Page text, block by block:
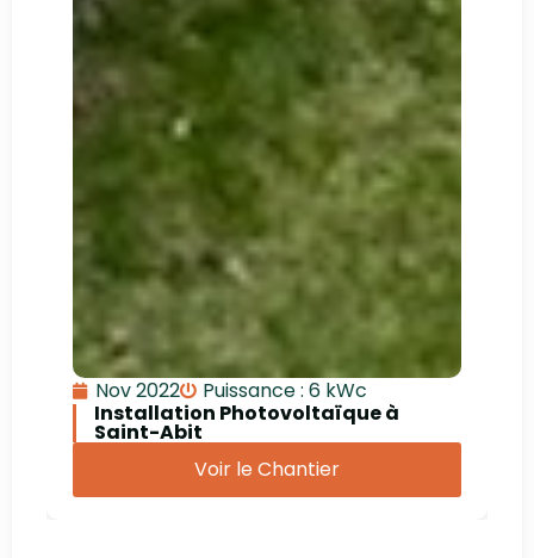
Nov 2022
Puissance : 6 kWc
Installation Photovoltaïque à
Saint-Abit
Voir le Chantier